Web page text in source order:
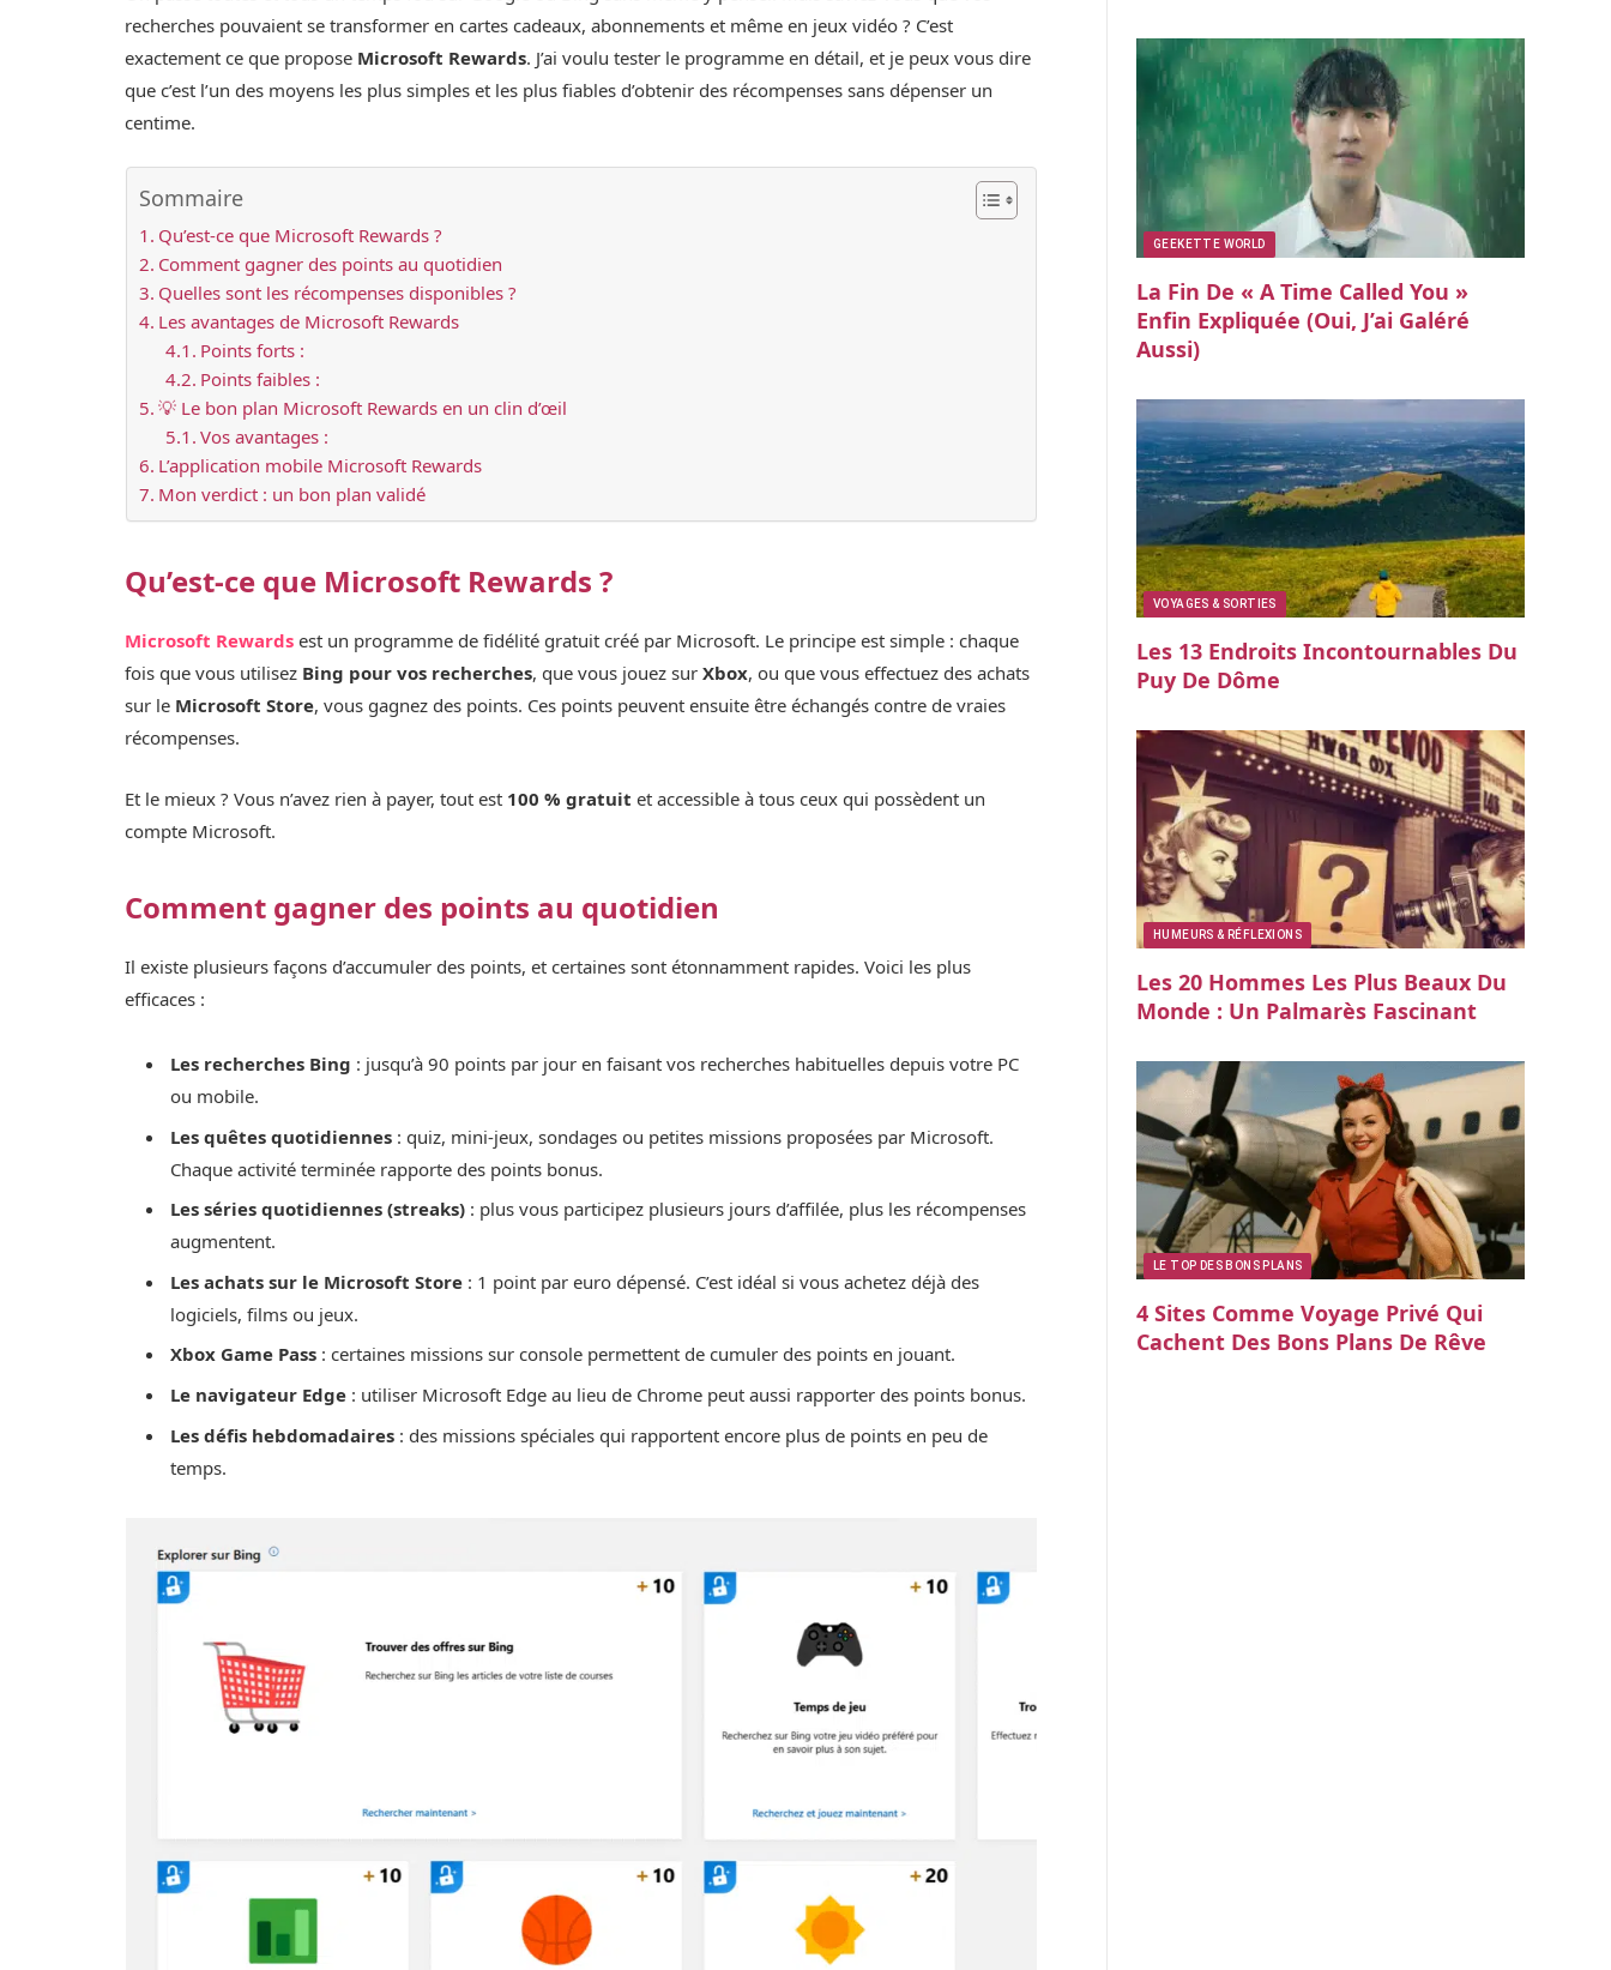
recherches pouvaient se transformer en cartes cadeaux, abonnements et même en jeux vidéo ? C’est
exactement ce que propose Microsoft Rewards. J’ai voulu tester le programme en détail, et je peux vous dire
que c’est l’un des moyens les plus simples et les plus fiables d’obtenir des récompenses sans dépenser un
centime.
Sommaire
Qu’est-ce que Microsoft Rewards ?
Comment gagner des points au quotidien
Quelles sont les récompenses disponibles ?
Les avantages de Microsoft Rewards
Points forts :
Points faibles :
💡 Le bon plan Microsoft Rewards en un clin d’œil
Vos avantages :
L’application mobile Microsoft Rewards
Mon verdict : un bon plan validé
Qu’est-ce que Microsoft Rewards ?
Microsoft Rewards est un programme de fidélité gratuit créé par Microsoft. Le principe est simple : chaque
fois que vous utilisez Bing pour vos recherches, que vous jouez surXbox, ou que vous effectuez des achats
sur le Microsoft Store, vous gagnez des points. Ces points peuvent ensuite être échangés contre de vraies
récompenses.
Et le mieux ? Vous n’avez rien à payer, tout est 100 % gratuit et accessible à tous ceux qui possèdent un
compte Microsoft.
Comment gagner des points au quotidien
Il existe plusieurs façons d’accumuler des points, et certaines sont étonnamment rapides. Voici les plus
efficaces :
Les recherches Bing : jusqu’à 90 points par jour en faisant vos recherches habituelles depuis votre PC
ou mobile.
Les quêtes quotidiennes : quiz, mini-jeux, sondages ou petites missions proposées par Microsoft.
Chaque activité terminée rapporte des points bonus.
Les séries quotidiennes (streaks) : plus vous participez plusieurs jours d’affilée, plus les récompenses
augmentent.
Les achats sur le Microsoft Store : 1 point par euro dépensé. C’est idéal si vous achetez déjà des
logiciels, films ou jeux.
Xbox Game Pass : certaines missions sur console permettent de cumuler des points en jouant.
Le navigateur Edge : utiliser Microsoft Edge au lieu de Chrome peut aussi rapporter des points bonus.
Les défis hebdomadaires : des missions spéciales qui rapportent encore plus de points en peu de
temps.
GEEKETTE WORLD
La Fin De « A Time Called You »
Enfin Expliquée (oui, J’ai Galéré
Aussi)
VOYAGES & SORTIES
Les 13 Endroits Incontournables Du
Puy De Dôme
HUMEURS & RÉFLEXIONS
Les 20 Hommes Les Plus Beaux Du
Monde : Un Palmarès Fascinant
LE TOP DES BONS PLANS
4 Sites Comme Voyage Privé Qui
Cachent Des Bons Plans De Rêve